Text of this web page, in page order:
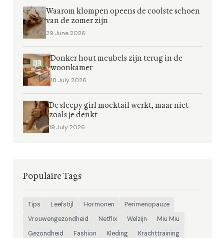
Waarom klompen opeens de coolste schoen
van de zomer zijn
29 June 2026
Donker hout meubels zijn terug in de
woonkamer
18 July 2026
De sleepy girl mocktail werkt, maar niet
zoals je denkt
19 July 2026
Populaire Tags
Tips Leefstijl Hormonen
Perimenopauze
Vrouwengezondheid
Netflix Welzijn
Miu Miu
Gezondheid
Fashion Kleding
Krachttraining